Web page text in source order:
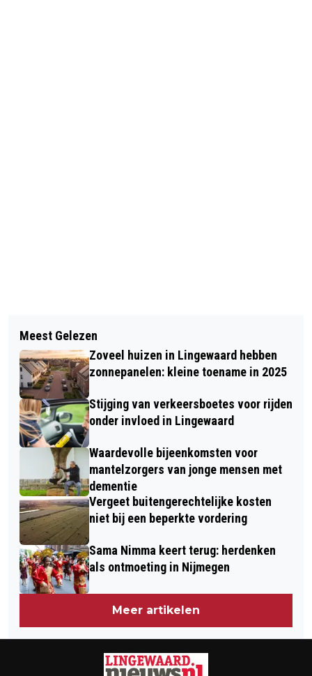
ASFALTONDERHOUD ROTONDE
KLAVERKAMP BEMMEL
DONEER JOUW BOEK VOOR ‘HEEL
LINGEWAARD LEEST!’
Meest Gelezen
Zoveel huizen in Lingewaard hebben
zonnepanelen: kleine toename in 2025
Stijging van verkeersboetes voor rijden
onder invloed in Lingewaard
Waardevolle bijeenkomsten voor
mantelzorgers van jonge mensen met
dementie
Vergeet buitengerechtelijke kosten
niet bij een beperkte vordering
Sama Nimma keert terug: herdenken
als ontmoeting in Nijmegen
Meer artikelen